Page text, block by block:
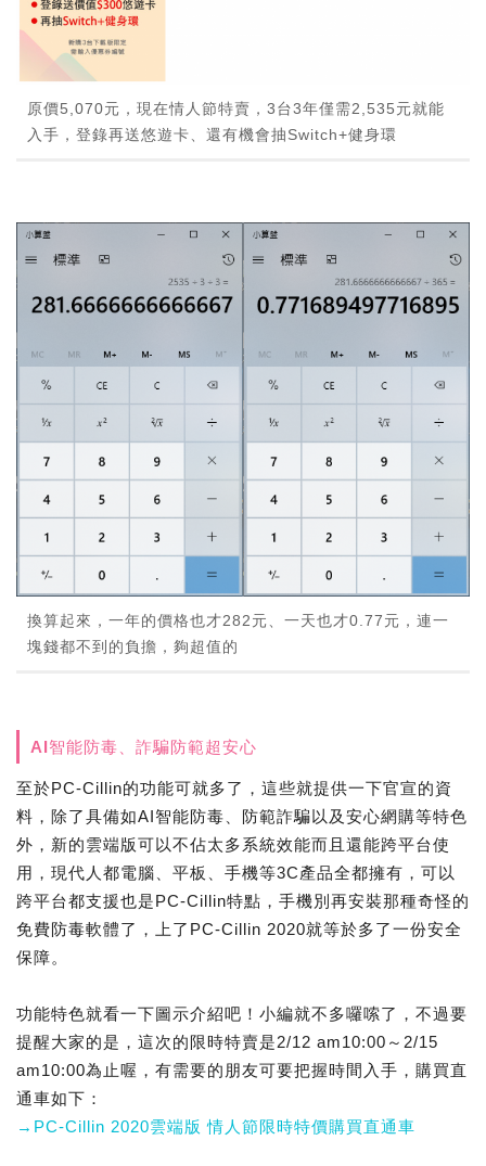
原價5,070元，現在情人節特賣，3台3年僅需2,535元就能
入手，登錄再送悠遊卡、還有機會抽Switch+健身環
換算起來，一年的價格也才282元、一天也才0.77元，連一
塊錢都不到的負擔，夠超值的
AI智能防毒、詐騙防範超安心
至於PC-Cillin的功能可就多了，這些就提供一下官宣的資
料，除了具備如AI智能防毒、防範詐騙以及安心網購等特色
外，新的雲端版可以不佔太多系統效能而且還能跨平台使
用，現代人都電腦、平板、手機等3C產品全都擁有，可以
跨平台都支援也是PC-Cillin特點，手機別再安裝那種奇怪的
免費防毒軟體了，上了PC-Cillin 2020就等於多了一份安全
保障。
功能特色就看一下圖示介紹吧！小編就不多囉嗦了，不過要
提醒大家的是，這次的限時特賣是2/12 am10:00～2/15
am10:00為止喔，有需要的朋友可要把握時間入手，購買直
通車如下：
→PC-Cillin 2020雲端版 情人節限時特價購買直通車